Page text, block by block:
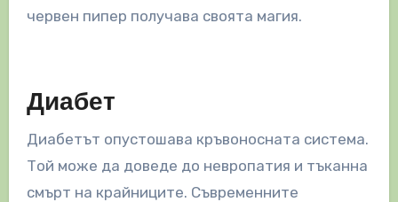
червен пипер получава своята магия.
Диабет
Диабетът опустошава кръвоносната система.
Той може да доведе до невропатия и тъканна
смърт на крайниците. Съвременните